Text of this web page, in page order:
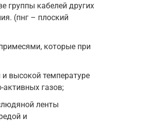
группы кабелей других
(пнг – плоский
которые при
высокой температуре
газов;
ленты
и